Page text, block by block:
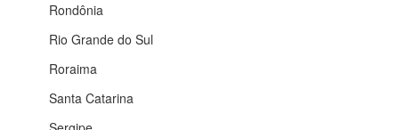
Rondônia
Rio Grande do Sul
Roraima
Santa Catarina